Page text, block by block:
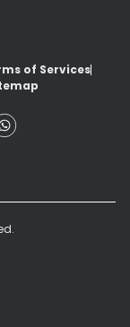
of Services